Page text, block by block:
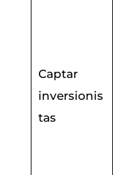
Captar
inversionis
tas